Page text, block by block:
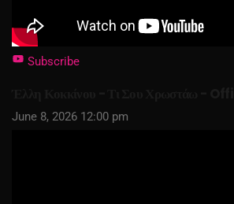
Subscribe
June 8, 2026 12:00 pm